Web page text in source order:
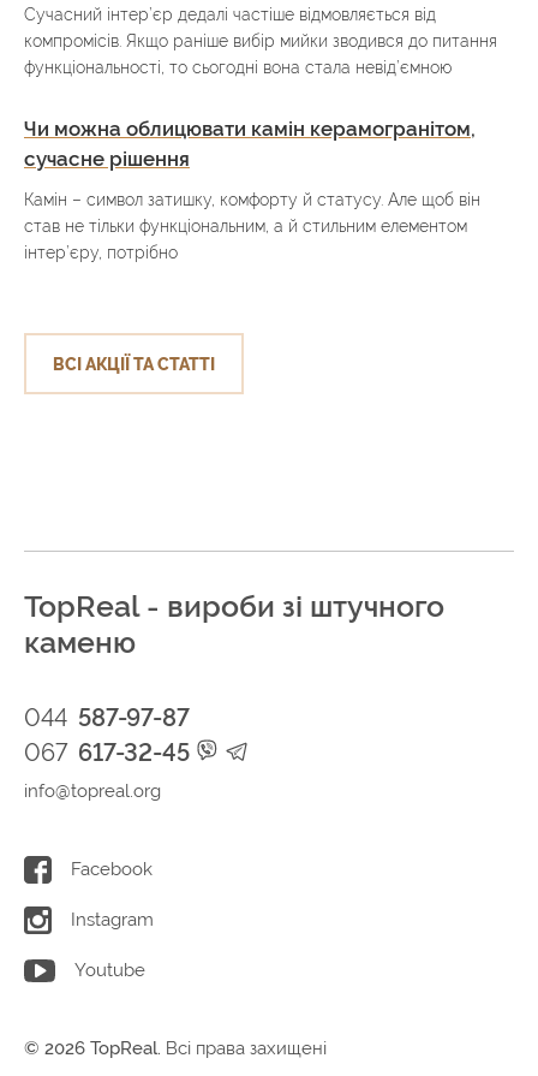
Сучасний інтер’єр дедалі частіше відмовляється від
компромісів. Якщо раніше вибір мийки зводився до питання
функціональності, то сьогодні вона стала невід’ємною
Чи можна облицювати камін керамогранітом,
сучасне рішення
Камін – символ затишку, комфорту й статусу. Але щоб він
став не тільки функціональним, а й стильним елементом
інтер’єру, потрібно
ВСІ АКЦІЇ ТА СТАТТІ
TopReal - вироби зі штучного
каменю
044 587-97-87
067 617-32-45
info@topreal.org
Facebook
Instagram
Youtube
© 2026 TopReal. Всі права захищені